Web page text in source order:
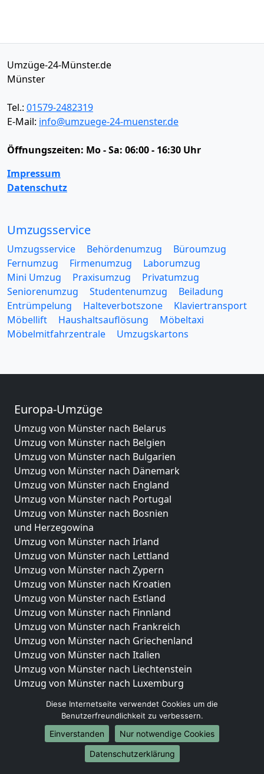
Umzüge-24-Münster.de
Münster
Tel.: 01579-2482319
E-Mail: info@umzuege-24-muenster.de
Öffnungszeiten: Mo - Sa: 06:00 - 16:30 Uhr
Impressum
Datenschutz
Umzugsservice
Umzugsservice Behördenumzug
Büroumzug
Fernumzug
Firmenumzug
Laborumzug
Mini Umzug
Praxisumzug
Privatumzug
Seniorenumzug
Studentenumzug
Beiladung
Entrümpelung
Halteverbotszone
Klaviertransport
Möbellift
Haushaltsauflösung
Möbeltaxi
Möbelmitfahrzentrale
Umzugskartons
Europa-Umzüge
Umzug von Münster nach Belarus
Umzug von Münster nach Belgien
Umzug von Münster nach Bulgarien
Umzug von Münster nach Dänemark
Umzug von Münster nach England
Umzug von Münster nach Portugal
Umzug von Münster nach Bosnien
und Herzegowina
Umzug von Münster nach Irland
Umzug von Münster nach Lettland
Umzug von Münster nach Zypern
Umzug von Münster nach Kroatien
Umzug von Münster nach Estland
Umzug von Münster nach Finnland
Umzug von Münster nach Frankreich
Umzug von Münster nach Griechenland
Umzug von Münster nach Italien
Umzug von Münster nach Liechtenstein
Umzug von Münster nach Luxemburg
Umzug von Münster nach Norwegen
Umzüge-Deutschlandweit
Umzug von Münster nach Berlin
Diese Internetseite verwendet Cookies um die
Benutzerfreundlichkeit zu verbessern.
Einverstanden
Nur notwendige Cookies
Datenschutzerklärung